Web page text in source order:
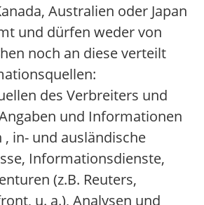
Australien oder Japan
und dürfen weder von
noch an diese verteilt
des Verbreiters und
und Informationen
in- und ausländische
Informationsdienste,
(z.B. Reuters,
u. a.), Analysen und